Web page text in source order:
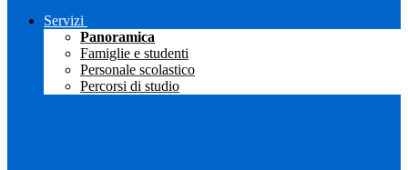
Servizi
Panoramica
Famiglie e studenti
Personale scolastico
Percorsi di studio